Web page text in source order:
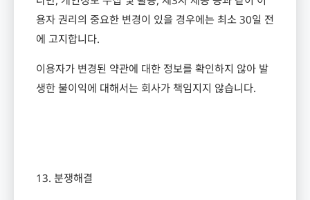
용자 권리의 중요한 변경이 있을 경우에는 최소 30일 전
에 고지합니다.
이용자가 변경된 약관에 대한 정보를 확인하지 않아 발
생한 불이익에 대해서는 회사가 책임지지 않습니다.
13. 분쟁해결